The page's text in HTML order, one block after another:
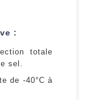
:
totale
sel.
de -40°C à